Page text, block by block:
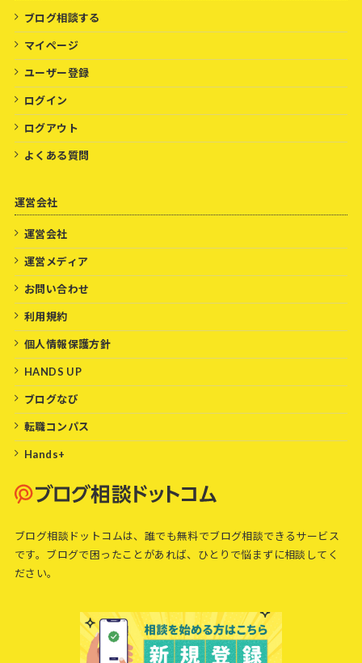
ブログ相談する
マイページ
ユーザー登録
ログイン
ログアウト
よくある質問
運営会社
運営会社
運営メディア
お問い合わせ
利用規約
個人情報保護方針
HANDS UP
ブログなび
転職コンパス
Hands+
ブログ相談ドットコムは、誰でも無料でブログ相談できるサービス
です。ブログで困ったことがあれば、ひとりで悩まずに相談してく
ださい。